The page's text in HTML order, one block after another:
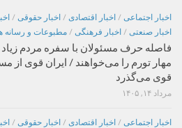
اخبار اجتماعی / اخبار اقتصادی / اخبار حقوقی /
اخبار صنعتی / اخبار فرهنگی / مطبوعات و رسانه
فاصله حرف مسئولان با سفره مردم
مهار تورم را می‌خواهند / ایران قوی از
قوی می‌گذرد
مرداد ۱۴, ۱۴۰۵
اخبار اجتماعی / اخبار اقتصادی / اخبار حقوقی /